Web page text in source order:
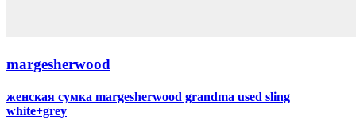
margesherwood
женская сумка margesherwood grandma used sling
white+grey